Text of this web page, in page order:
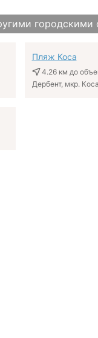
городскими
Пляж Коса
4.26 км до
Дербент, мкр. Коса